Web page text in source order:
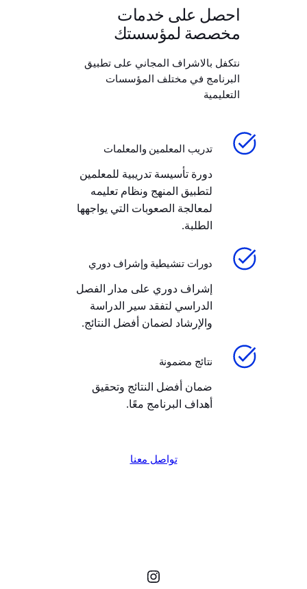
احصل على خدمات
مخصصة لمؤسستك
نتكفل بالاشراف المجاني على تطبيق
البرنامج في مختلف المؤسسات
التعليمية
تدريب المعلمين والمعلمات
دورة تأسيسة تدريبية للمعلمين
لتطبيق المنهج ونظام تعليمه
لمعالجة الصعوبات التي يواجهها
الطلبة.
دورات تنشيطية وإشراف دوري
إشراف دوري على مدار الفصل
الدراسي لتفقد سير الدراسة
والإرشاد لضمان أفضل النتائج.
نتائج مضمونة
ضمان أفضل النتائج وتحقيق
أهداف البرنامج معًا.
تواصل معنا
إنستجرام